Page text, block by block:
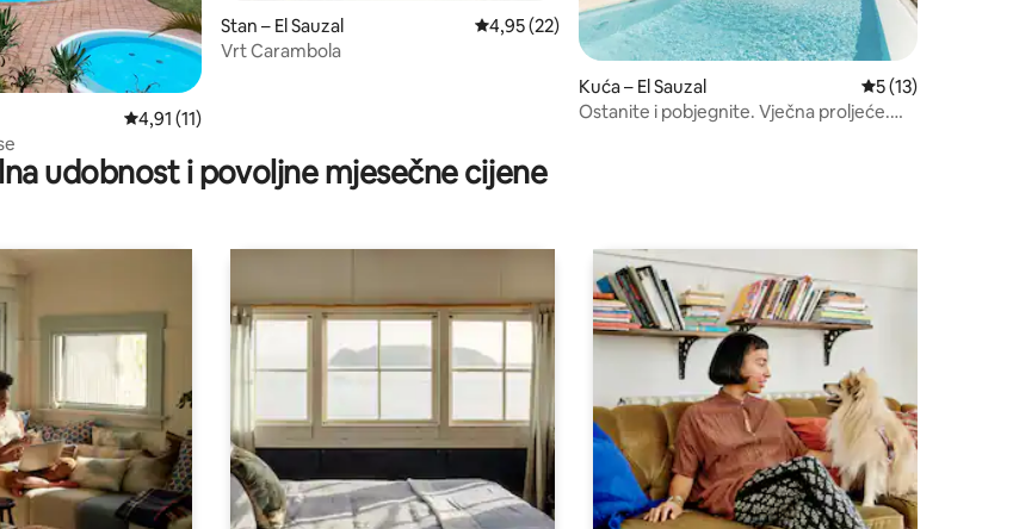
24
Prosječna ocjena: 4,91/5, recenzija: 11
4,91 (11)
Stan – El Sauzal Prosječna ocjena: 4,95/5, recenzija: 22
4,95 (22)
Vrt Carambola
Kuća – El Sauzal Prosječna ocjena:
5 (13)
Ostanite i pobjegnite. Vječna proljeće.
udobnost i povoljne mjesečne cijene